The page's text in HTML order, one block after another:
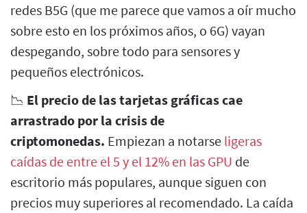
redes B5G (que me parece que vamos a oír mucho
sobre esto en los próximos años, o 6G) vayan
despegando, sobre todo para sensores y
pequeños electrónicos.
📉 El precio de las tarjetas gráficas cae
arrastrado por la crisis de
criptomonedas. Empiezan a notarse ligeras
caídas de entre el 5 y el 12% en las GPU de
escritorio más populares, aunque siguen con
precios muy superiores al recomendado. La caída